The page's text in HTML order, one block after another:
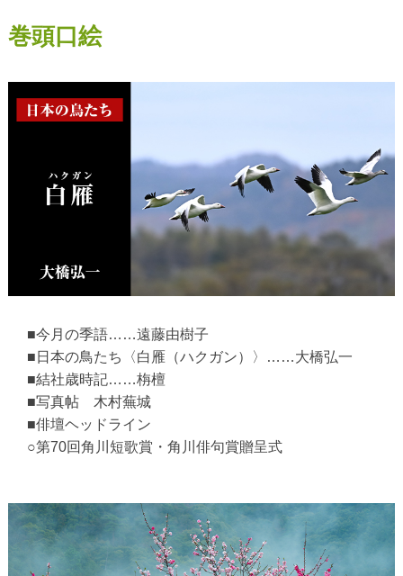
巻頭口絵
■今月の季語……遠藤由樹子
■日本の鳥たち〈白雁（ハクガン）〉……大橋弘一
■結社歳時記……栴檀
■写真帖 木村蕪城
■俳壇ヘッドライン
○第70回角川短歌賞・角川俳句賞贈呈式